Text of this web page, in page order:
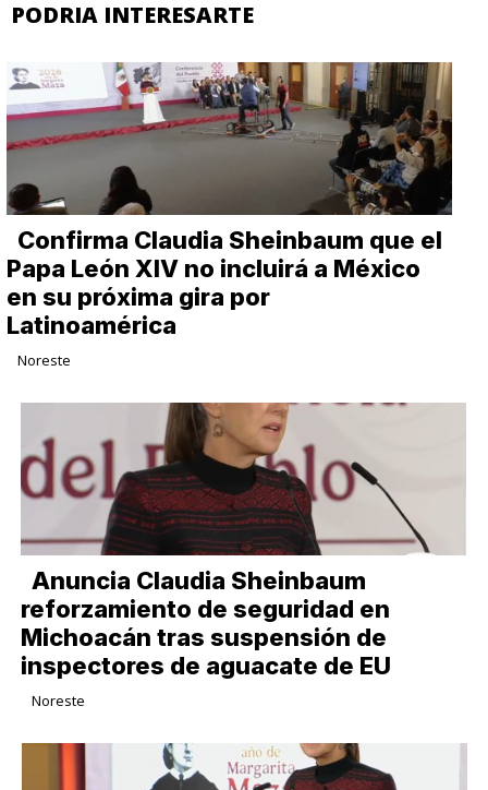
PODRIA INTERESARTE
Confirma Claudia Sheinbaum que el
Papa León XIV no incluirá a México
en su próxima gira por
Latinoamérica
Noreste
Anuncia Claudia Sheinbaum
reforzamiento de seguridad en
Michoacán tras suspensión de
inspectores de aguacate de EU
Noreste